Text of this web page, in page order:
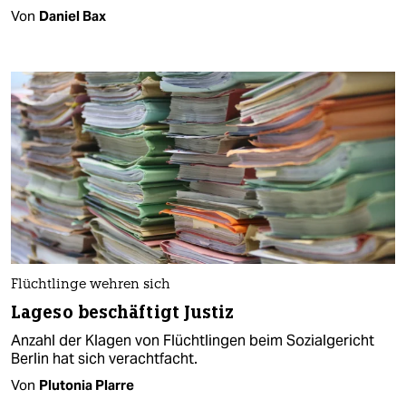
Von Daniel Bax
Flüchtlinge wehren sich
Lageso beschäftigt Justiz
Anzahl der Klagen von Flüchtlingen beim Sozialgericht
Berlin hat sich verachtfacht.
Von Plutonia Plarre